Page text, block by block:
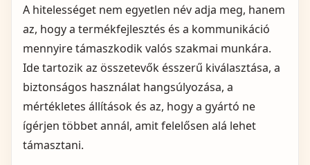
A hitelességet nem egyetlen név adja meg, hanem
az, hogy a termékfejlesztés és a kommunikáció
mennyire támaszkodik valós szakmai munkára.
Ide tartozik az összetevők ésszerű kiválasztása, a
biztonságos használat hangsúlyozása, a
mértékletes állítások és az, hogy a gyártó ne
ígérjen többet annál, amit felelősen alá lehet
támasztani.